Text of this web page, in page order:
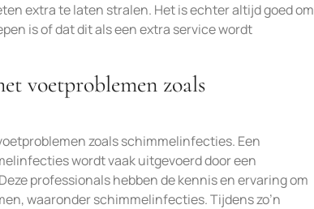
extra te laten stralen. Het is echter altijd goed om
is of dat dit als een extra service wordt
voetproblemen zoals
zoals schimmelinfecties. Een
wordt vaak uitgevoerd door een
professionals hebben de kennis en ervaring om
waaronder schimmelinfecties. Tijdens zo’n